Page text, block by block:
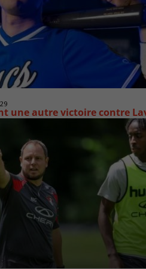
une autre victoire contre